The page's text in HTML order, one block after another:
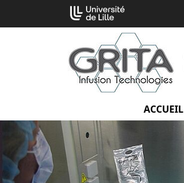
ACCUEIL
Cookies management panel